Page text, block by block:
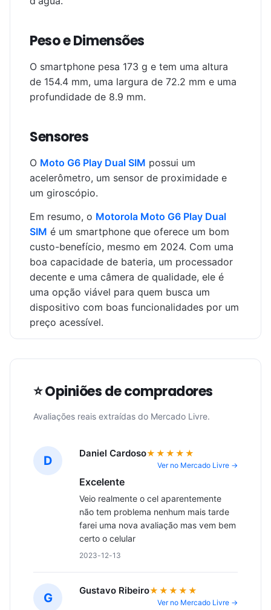
Peso e Dimensões
O smartphone pesa 173 g e tem uma altura
de 154.4 mm, uma largura de 72.2 mm e uma
profundidade de 8.9 mm.
Sensores
O Moto G6 Play Dual SIM possui um
acelerômetro, um sensor de proximidade e
um giroscópio.
Em resumo, o Motorola Moto G6 Play Dual
SIM é um smartphone que oferece um bom
custo-benefício, mesmo em 2024. Com uma
boa capacidade de bateria, um processador
decente e uma câmera de qualidade, ele é
uma opção viável para quem busca um
dispositivo com boas funcionalidades por um
preço acessível.
⭐ Opiniões de compradores
Avaliações reais extraídas do Mercado Livre.
D Daniel Cardoso★★★★★
Ver no Mercado Livre →
Excelente
Veio realmente o cel aparentemente
não tem problema nenhum mais tarde
farei uma nova avaliação mas vem bem
certo o celular
2023-12-13
G Gustavo Ribeiro★★★★★
Ver no Mercado Livre →